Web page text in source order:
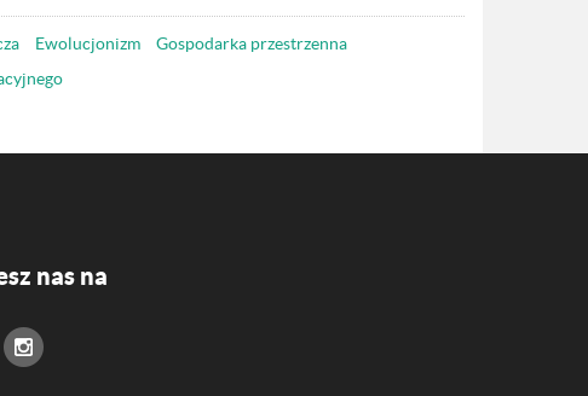
Ewolucjonizm
Gospodarka przestrzenna
nas na